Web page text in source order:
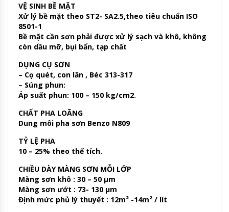
VỆ SINH BỀ MẶT
Xử lý bề mặt theo ST2- SA2.5,theo tiêu chuẩn ISO
8501-1
Bề mặt cần sơn phải được xử lý sạch và khô, không
còn dầu mỡ, bụi bẩn, tạp chất
DỤNG CỤ SƠN
– Cọ quét, con lăn , Béc 313-317
– Súng phun:
Áp suất phun: 100 – 150 kg/cm2.
CHẤT PHA LOÃNG
Dung môi pha sơn Benzo N809
TỶ LỆ PHA
10 – 25% theo thể tích.
CHIỀU DÀY MÀNG SƠN MỖI LỚP
Màng sơn khô : 30 – 50 µm
Màng sơn ướt : 73- 130 µm
Định mức phủ lý thuyết : 12m² -14m² / lít